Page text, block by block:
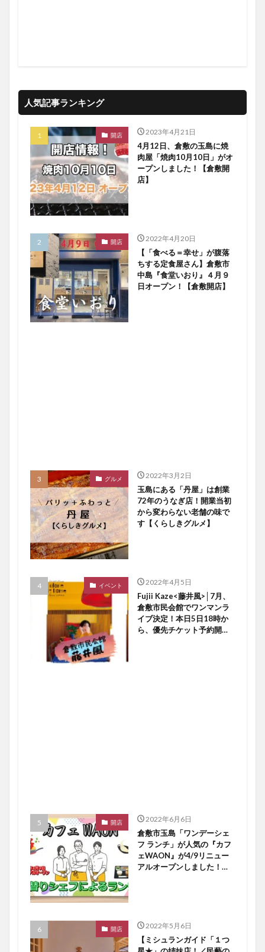
人気記事ランキング
開店 2023年4月21日
4月12日、倉敷の玉島に焼
肉屋「焼肉10月10日」がオ
ープンしました！【倉敷開
店】
開店 2022年4月20日
【「食べる＝幸せ」が腹落
ちする定食屋さん】倉敷市
中島『食堂いおり』４月９
日オープン！【倉敷開店】
グルメ 2022年3月2日
玉島にある「丹屋」は創業
72年のうなぎ店！開業当初
から変わらない老舗の味で
す【くらしきグルメ】
イベント 2022年4月5日
Fujii Kaze<藤井風>│7月、
倉敷市民会館でワンマンラ
イブ決定！本日5日18時か
ら、優先チケット予約開始
開店 2022年6月6日
倉敷市玉島「ワンデーシェ
フ ランチ」が人気の『カフ
ェWAON』が4/9リニュー
アルオープンしました！
開店 2022年5月6日
【ミシュランガイド「１つ